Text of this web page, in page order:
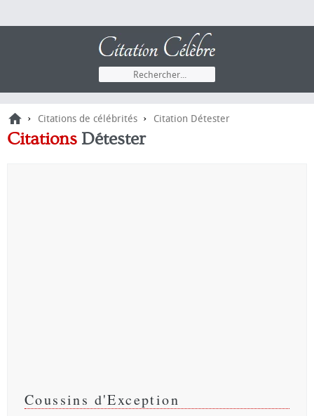
› Citations de célébrités › Citation Détester
Citations Détester
Coussins d'Exception